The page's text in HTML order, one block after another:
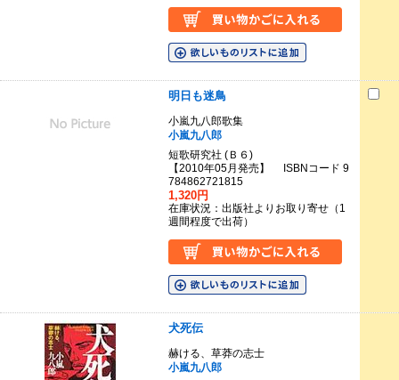
明日も迷鳥
小嵐九八郎歌集
小嵐九八郎
短歌研究社 (Ｂ６)
【2010年05月発売】 ISBNコード 9
784862721815
1,320円
在庫状況：出版社よりお取り寄せ（1
週間程度で出荷）
犬死伝
赫ける、草莽の志士
小嵐九八郎